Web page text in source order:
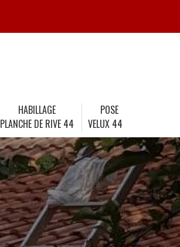
HABILLAGE
PLANCHE DE RIVE 44
POSE
VELUX 44